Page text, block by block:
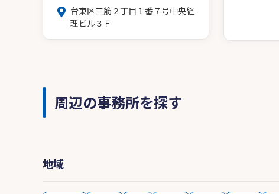
台東区三筋２丁目１番７号中央経
理ビル３Ｆ
周辺の事務所を探す
地域